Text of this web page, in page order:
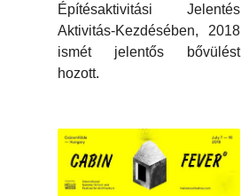
Építésaktivitási Jelentés
Aktivitás-Kezdésében, 2018
ismét jelentős bővülést
hozott.